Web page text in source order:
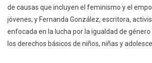
de causas que incluyen el feminismo y el
jóvenes; y Fernanda González, escritora,
enfocada en la lucha por la igualdad de
los derechos básicos de niños, niñas y